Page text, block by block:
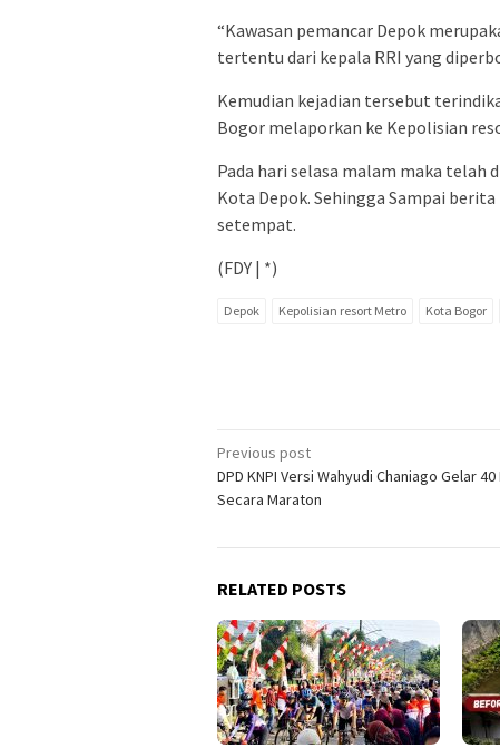
“Kawasan pemancar Depok
tertentu dari kepala RRI yang
Kemudian kejadian tersebut
Bogor melaporkan ke Kepolisian
Pada hari selasa malam maka
Kota Depok. Sehingga Sampai
setempat.
(FDY | *)
Depok Kepolisian resort Metro Kota Bogor
Post
navigation
Previous post
DPD KNPI Versi Wahyudi Chaniago Gelar
Secara Maraton
RELATED POSTS